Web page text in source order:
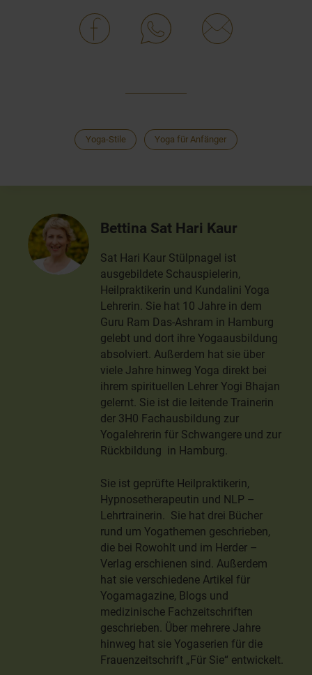
Yoga-Stile Yoga für Anfänger
Bettina Sat Hari Kaur
Sat Hari Kaur Stülpnagel ist
ausgebildete Schauspielerin,
Heilpraktikerin und Kundalini Yoga
Lehrerin. Sie hat 10 Jahre in dem
Guru Ram Das-Ashram in Hamburg
gelebt und dort ihre Yogaausbildung
absolviert. Außerdem hat sie über
viele Jahre hinweg Yoga direkt bei
ihrem spirituellen Lehrer Yogi Bhajan
gelernt. Sie ist die leitende Trainerin
der 3H0 Fachausbildung zur
Yogalehrerin für Schwangere und zur
Rückbildung in Hamburg.
Sie ist geprüfte Heilpraktikerin,
Hypnosetherapeutin und NLP –
Lehrtrainerin. Sie hat drei Bücher
rund um Yogathemen geschrieben,
die bei Rowohlt und im Herder –
Verlag erschienen sind. Außerdem
hat sie verschiedene Artikel für
Yogamagazine, Blogs und
medizinische Fachzeitschriften
geschrieben. Über mehrere Jahre
hinweg hat sie Yogaserien für die
Frauenzeitschrift „Für Sie“ entwickelt.